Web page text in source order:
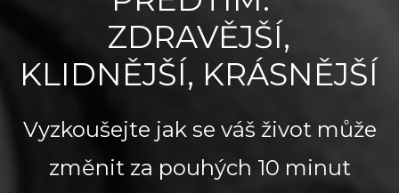
ZDRAVĚJŠÍ,
KLIDNĚJŠÍ, KRÁSNĚJŠÍ
Vyzkoušejte jak se váš život může
změnit za pouhých 10 minut